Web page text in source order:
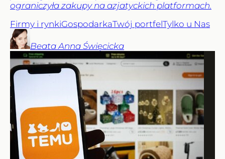
ograniczyła zakupy na azjatyckich platformach.
Firmy i rynkiGospodarkaTwój portfelTylko u Nas
Beata Anna Święcicka